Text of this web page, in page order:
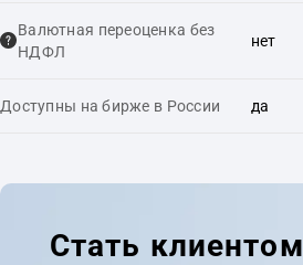
Валютная переоценка без
НДФЛ
нет
Доступны на бирже в России да
Стать клиентом